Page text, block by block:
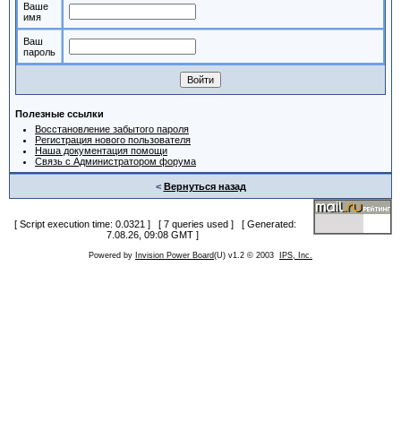
Ваше
имя
Ваш
пароль
Полезные ссылки
Восстановление забытого пароля
Регистрация нового пользователя
Наша документация помощи
Связь с Администратором форума
< Вернуться назад
[ Script execution time: 0.0321 ] [ 7 queries used ] [ Generated:
7.08.26, 09:08 GMT ]
Powered by Invision Power Board(U) v1.2 © 2003 IPS, Inc.